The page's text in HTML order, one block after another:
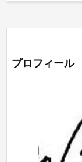
プロフィール